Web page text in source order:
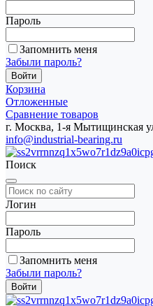
Пароль
Запомнить меня
Забыли пароль?
Корзина
Отложенные
Сравнение товаров
г. Москва, 1-я Мытищинская
info@industrial-bearing.ru
Поиск
Логин
Пароль
Запомнить меня
Забыли пароль?